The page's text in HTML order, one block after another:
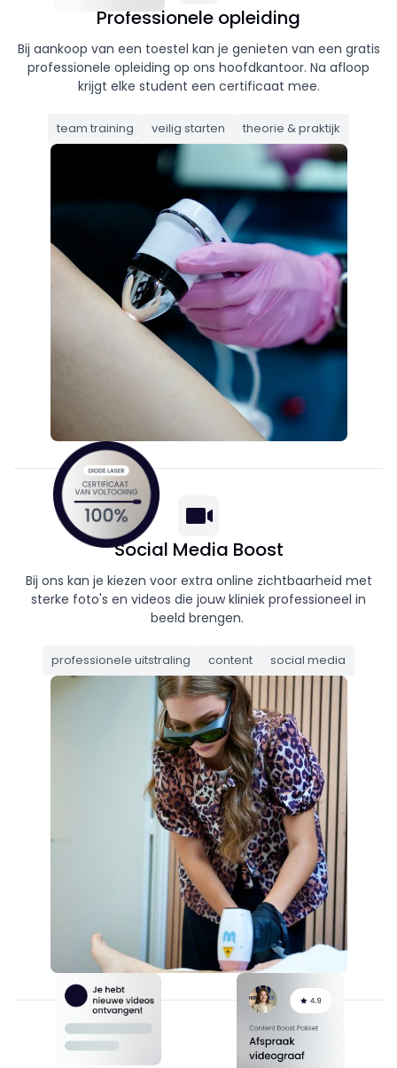
Professionele opleiding
Bij aankoop van een toestel kan je genieten van een gratis
professionele opleiding op ons hoofdkantoor. Na afloop
krijgt elke student een certificaat mee.
team training veilig starten theorie & praktijk
Social Media Boost
Bij ons kan je kiezen voor extra online zichtbaarheid met
sterke foto's en videos die jouw kliniek professioneel in
beeld brengen.
professionele uitstraling content social media